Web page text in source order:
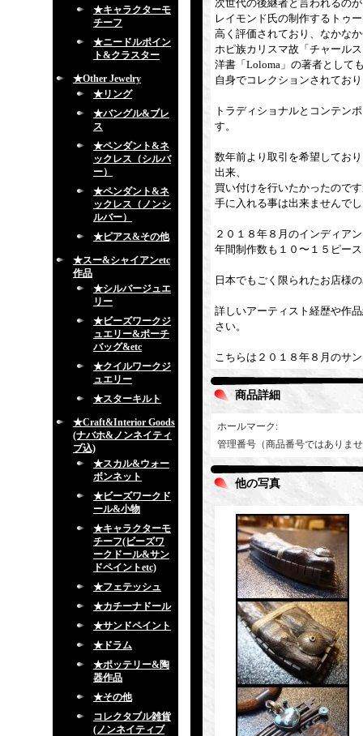
★キャラクターモ
チーフ
★ニードルポイン
ト&クラスター
★Other Jewelry
★リング
★バングル&ブレ
ス
★ペンダント&ネ
ックレス（シルバ
ー）
★ペンダント&ネ
ックレス（ノンシ
ルバー）
★ピアス&その他
★スー&シャイアンetc
作品
★シルバージュエ
リー
★ビーズワークジ
ュエリー&ポーチ
バッグ&etc
★クイルワークジ
ュエリー
★スターキルト
★Craft&Interior Goods
(ナバホ&ノンネイティ
ブ込)
★スカル&ウォー
ボンネット
★ビーズワークド
ール&小物
★キャラクターモ
チーフ(ビーズワ
ークドール&サン
ドペイントetc)
★フェテッシュ
★カチーナドール
★サンドペイント
★ドラム
★ポッテリー&陶
器作品
★その他
コレクタブル雑貨
(ノンネイティブ
次世代の後継者と言われるの
レイモンド氏の制作するトゥ
高く評価されており、なかな
ホピ族カリスマ故「チャール
洋書「Loloma」の著者として
自身でコレクションされてお
トラディショナルとコンテン
す。
数年前より取引を希望してお
出来、
買い付けを行いたかったので
手に入れる事は出来ませんで
２０１８年８月のインディア
年間制作数も１０〜１５ピー
日本でもごく限られたお店様
詳しいアーティスト経歴や作
さい。
こちらは２０１８年８月のサ
商品詳細
ホールマーク :
管理番号（商品番号ではありま
他の写真